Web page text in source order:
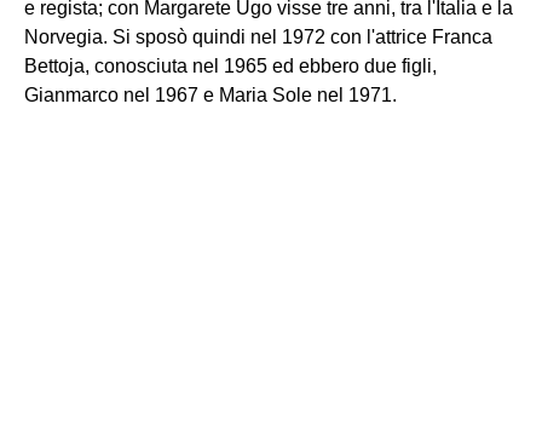
e regista; con Margarete Ugo visse tre anni, tra l'Italia e la
Norvegia. Si sposò quindi nel 1972 con l'attrice Franca
Bettoja, conosciuta nel 1965 ed ebbero due figli,
Gianmarco nel 1967 e Maria Sole nel 1971.